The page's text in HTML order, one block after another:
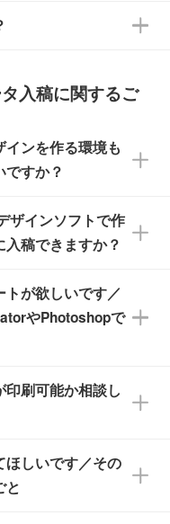
い。
だくと、おおよ
いただけます。
発注をお願いい
す。
ります。
ります。各商
ください。
ージにある商品
パックなど)
に入っていま
)
いない状態で
や、オリジナル
ん。
なお、海外への
で予めご了承く
入稿に関するご
ンを作る環境も
すか？
ー」を使えば、
を作成できま
す。
でデザインデー
ザインソフトで作
稿できますか？
などのデ
インを作成した
ードしてご入稿
がデータに不備
確認してから印
さい。
が欲しいです／
やPhotoshopで
のご用意があり
法・テンプレー
式ですが、
利用いただけ
刷可能か相談し
どうか、担当ス
。
ほしいです／その
と